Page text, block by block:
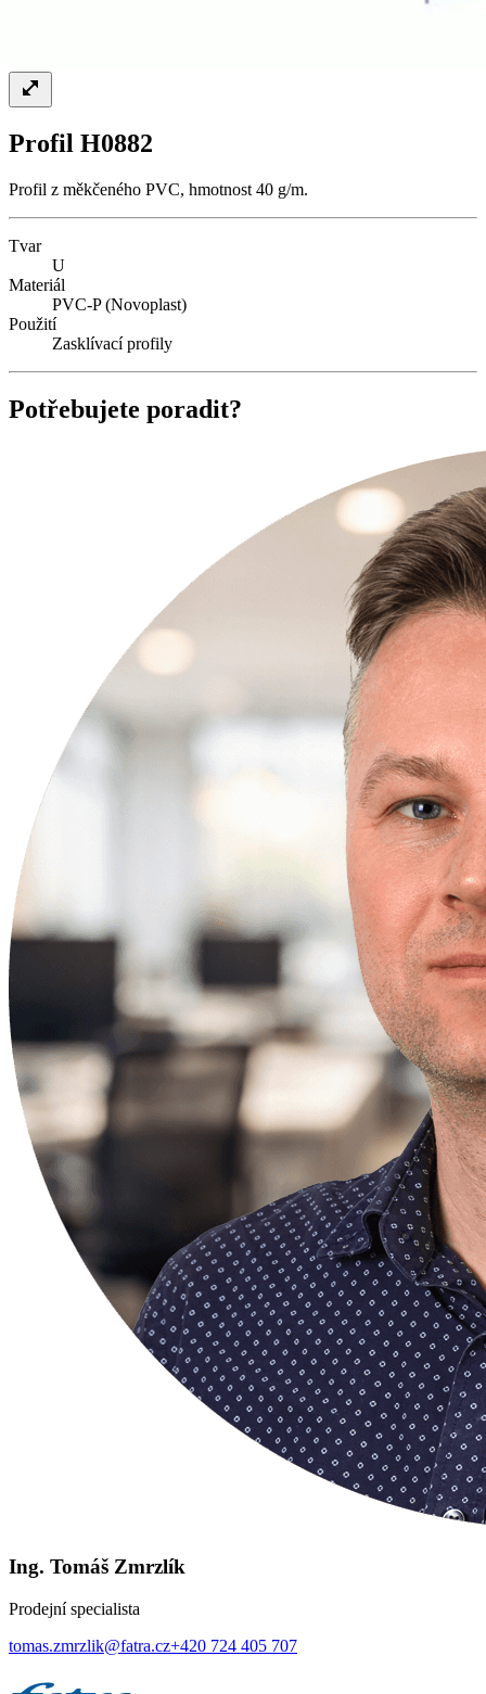
Profil H0882
Profil z měkčeného PVC, hmotnost 40 g/m.
Tvar
U
Materiál
PVC-P (Novoplast)
Použití
Zasklívací profily
Potřebujete poradit?
Ing. Tomáš Zmrzlík
Prodejní specialista
tomas.zmrzlik@fatra.cz+420 724 405 707